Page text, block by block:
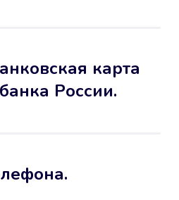
карта
России.